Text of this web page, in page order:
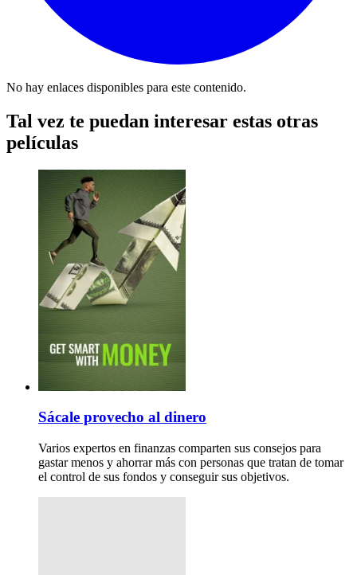
No hay enlaces disponibles para este contenido.
Tal vez te puedan interesar estas otras
películas
Sácale provecho al dinero
Varios expertos en finanzas comparten sus consejos para
gastar menos y ahorrar más con personas que tratan de tomar
el control de sus fondos y conseguir sus objetivos.